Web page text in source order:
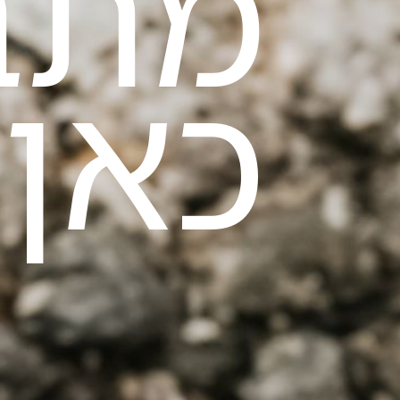
כאן